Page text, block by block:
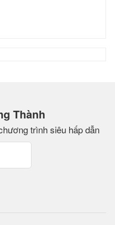
Thành
trình siêu hấp dẫn